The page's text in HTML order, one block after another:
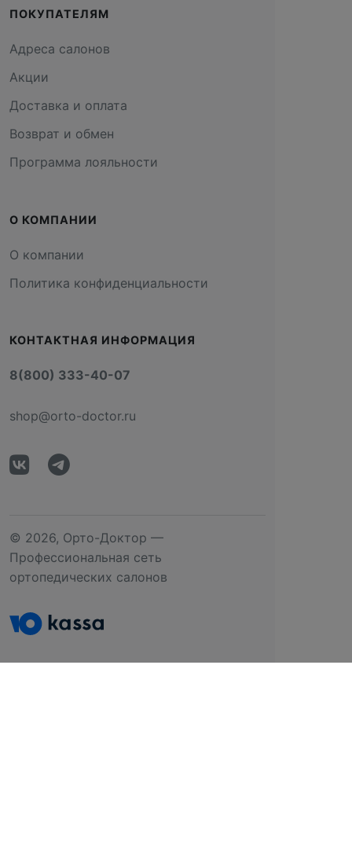
ПОКУПАТЕЛЯМ
Адреса салонов
Акции
Доставка и оплата
Возврат и обмен
Программа лояльности
О КОМПАНИИ
О компании
Политика конфиденциальности
КОНТАКТНАЯ ИНФОРМАЦИЯ
8(800) 333-40-07
shop@orto-doctor.ru
© 2026, Орто-Доктор —
Профессиональная сеть
ортопедических салонов